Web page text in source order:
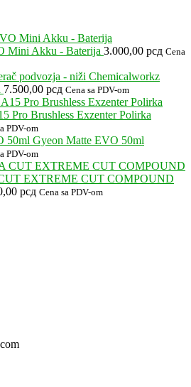
Mini Akku - Baterija 3.000,00 рсд Cena
Chemicalworkz
7.500,00 рсд Cena sa PDV-om
Pro Brushless Exzenter Polirka
PDV-om
Gyeon Matte EVO 50ml
PDV-om
EXTREME CUT COMPOUND
рсдRaspon
Cena sa PDV-om